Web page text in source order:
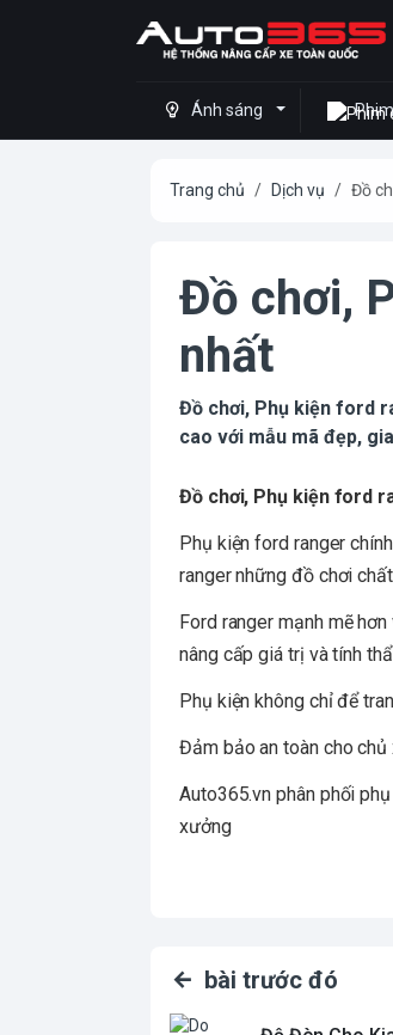
Ánh sáng
Trang chủ Dịch vụ Đồ
Đồ chơi,
nhất
Đồ chơi, Phụ kiện ford
cao với mẫu mã đẹp,
Đồ chơi, Phụ kiện ford
Phụ kiện ford ranger
ranger những đồ chơi
Ford ranger mạnh mẽ
nâng cấp giá trị và tính
Phụ kiện không chỉ để
Đảm bảo an toàn cho chủ
Auto365.vn phân phối
xưởng
bài trước đó